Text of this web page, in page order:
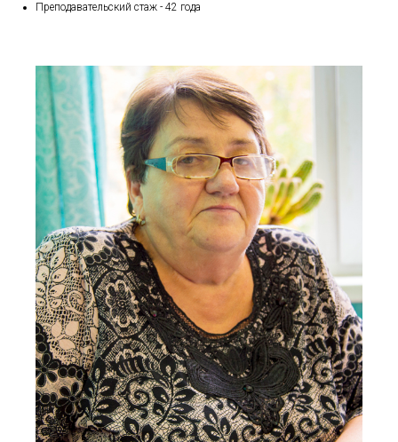
Преподавательский стаж - 42 года